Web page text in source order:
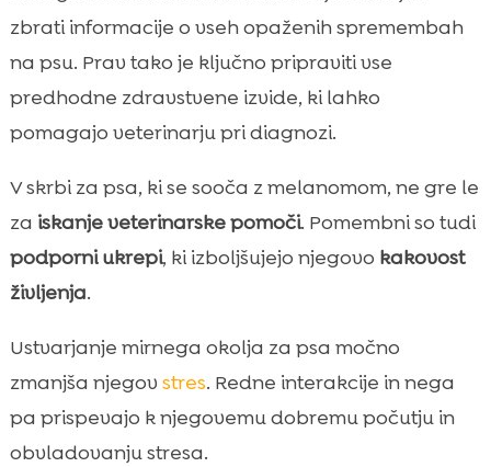
zbrati informacije o vseh opaženih spremembah
na psu. Prav tako je ključno pripraviti vse
predhodne zdravstvene izvide, ki lahko
pomagajo veterinarju pri diagnozi.
V skrbi za psa, ki se sooča z melanomom, ne gre le
za iskanje veterinarske pomoči. Pomembni so tudi
podporni ukrepi, ki izboljšujejo njegovo kakovost
življenja.
Ustvarjanje mirnega okolja za psa močno
zmanjša njegov stres. Redne interakcije in nega
pa prispevajo k njegovemu dobremu počutju in
obvladovanju stresa.